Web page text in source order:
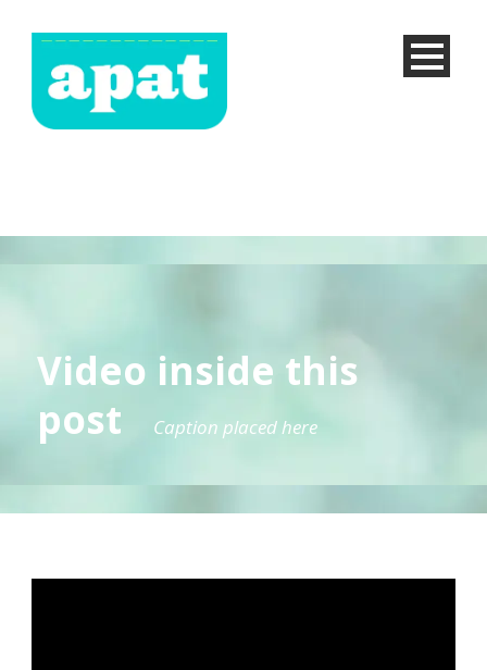
Video inside this
post
Caption placed here